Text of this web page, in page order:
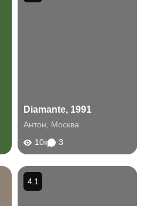
Diamante, 1991
Антон
Москва
10к
3
4.1